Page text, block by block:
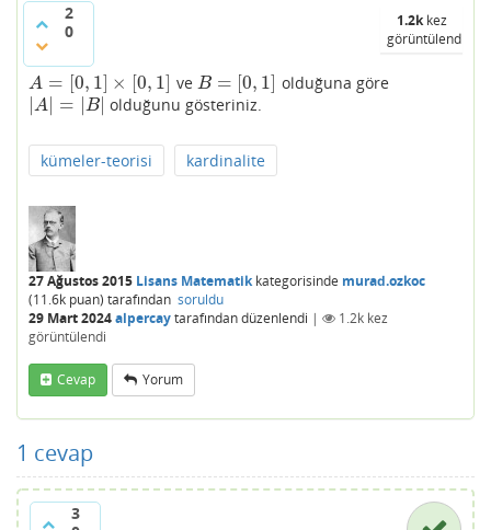
2
0
1.2kkez
görüntülendi
A = [0, 1] × [0, 1]
A= [0, ]×[ 0 ] ve B = [0, 1]
B= [0, ] olduğuna göre
A = B|
|A| =| | olduğunu gösteriniz.
kümeler-teorisi kardinalite
27 Ağustos 2015 Lisans Matematikkategorisinde murad.ozkoc
(11.6k puan) tarafından soruldu
29 Mart 2024alpercaytarafındandüzenlendi | 1.2k kez
görüntülendi
Cevap Yorum
1 cevap
3